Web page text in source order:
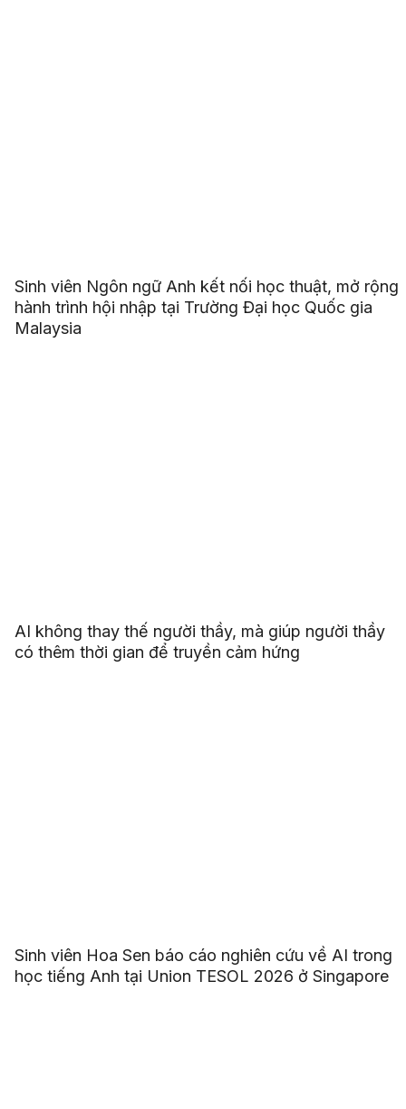
Sinh viên Ngôn ngữ Anh kết nối học thuật, mở rộng
hành trình hội nhập tại Trường Đại học Quốc gia
Malaysia
AI không thay thế người thầy, mà giúp người thầy
có thêm thời gian để truyền cảm hứng
Sinh viên Hoa Sen báo cáo nghiên cứu về AI trong
học tiếng Anh tại Union TESOL 2026 ở Singapore